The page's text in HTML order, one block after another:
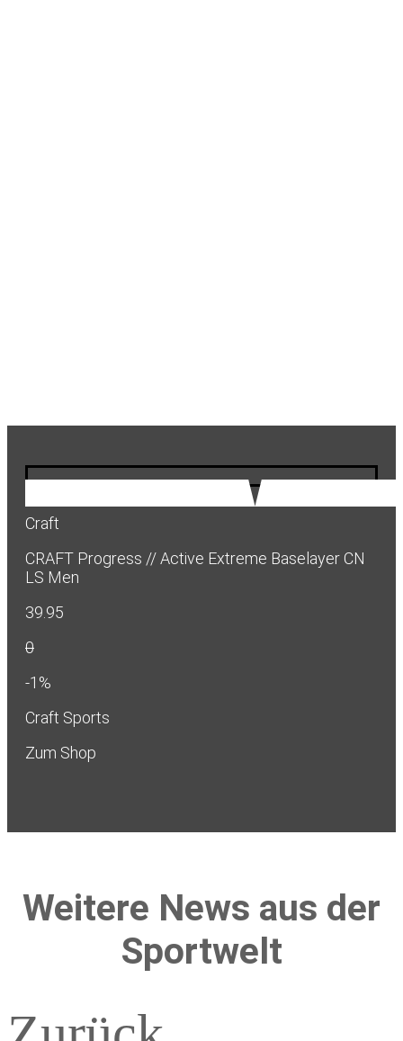
Craft
CRAFT Progress // Active Extreme Baselayer CN
LS Men
39.95
0
-1%
Craft Sports
Zum Shop
Weitere News aus der
Sportwelt